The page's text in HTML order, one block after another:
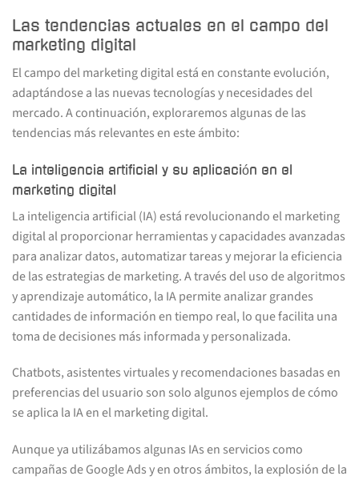
Las tendencias actuales en el campo del
marketing digital
El campo del marketing digital está en constante evolución,
adaptándose a las nuevas tecnologías y necesidades del
mercado. A continuación, exploraremos algunas de las
tendencias más relevantes en este ámbito:
La inteligencia artificial y su aplicación en el
marketing digital
La inteligencia artificial (IA) está revolucionando el marketing
digital al proporcionar herramientas y capacidades avanzadas
para analizar datos, automatizar tareas y mejorar la eficiencia
de las estrategias de marketing. A través del uso de algoritmos
y aprendizaje automático, la IA permite analizar grandes
cantidades de información en tiempo real, lo que facilita una
toma de decisiones más informada y personalizada.
Chatbots, asistentes virtuales y recomendaciones basadas en
preferencias del usuario son solo algunos ejemplos de cómo
se aplica la IA en el marketing digital.
Aunque ya utilizábamos algunas IAs en servicios como
campañas de Google Ads y en otros ámbitos, la explosión de la